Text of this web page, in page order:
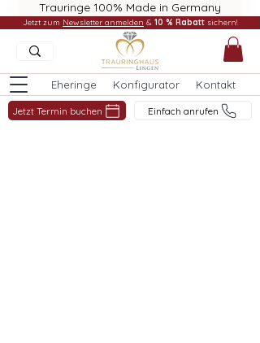
Trauringe 100% Made in Germany
Eheringe Konfigurator Kontakt
Jetzt Termin buchen Einfach anrufen
Jetzt zum Newsletter anmelden & 10 % Rabatt sichern!